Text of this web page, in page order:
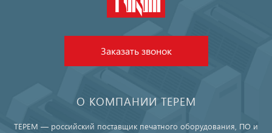
Заказать звонок
О КОМПАНИИ ТЕРЕМ
ТЕРЕМ — российский поставщик печатного оборудования, ПО и